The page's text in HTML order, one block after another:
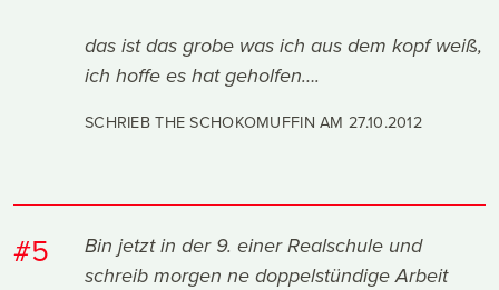
das ist das grobe was ich aus dem kopf weiß,
ich hoffe es hat geholfen….
SCHRIEB THE SCHOKOMUFFIN AM27.10.2012
#5
Bin jetzt in der 9. einer Realschule und
schreib morgen ne doppelstündige Arbeit